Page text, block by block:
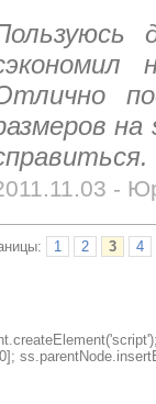
на
-
1 2 3 4